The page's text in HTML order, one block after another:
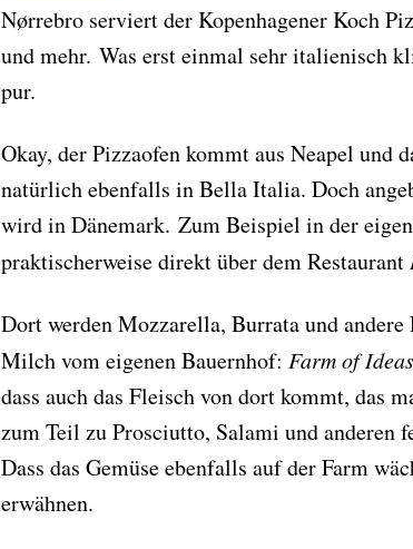
Nørrebro serviert der Kopenhagener Koch
und mehr. Was erst einmal sehr italienisch
pur.
Okay, der Pizzaofen kommt aus Neapel und
natürlich ebenfalls in Bella Italia. Doch
wird in Dänemark. Zum Beispiel in der
praktischerweise direkt über dem Restaurant
Dort werden Mozzarella, Burrata und
Milch vom eigenen Bauernhof: Farm of Ideas
dass auch das Fleisch von dort kommt, das
zum Teil zu Prosciutto, Salami und anderen
Dass das Gemüse ebenfalls auf der Farm
erwähnen.